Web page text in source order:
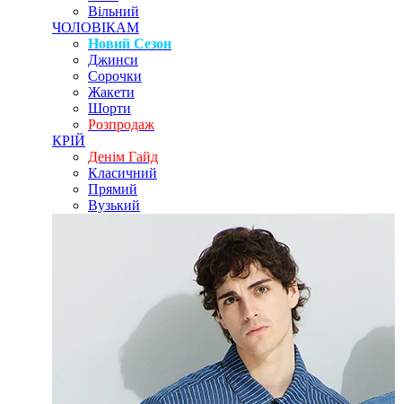
Вільний
ЧОЛОВІКАМ
Новий Сезон
Джинси
Сорочки
Жакети
Шорти
Розпродаж
КРІЙ
Денім Гайд
Класичний
Прямий
Вузький